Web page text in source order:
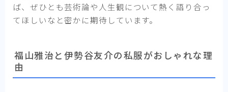
ば、ぜひとも芸術論や人生観について熱く語り合っ
てほしいなと密かに期待しています。
福山雅治と伊勢谷友介の私服がおしゃれな理
由